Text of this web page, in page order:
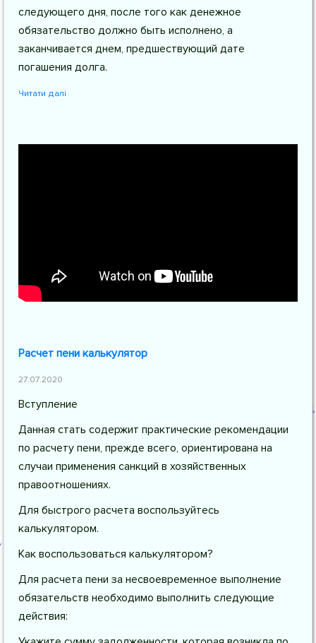
следующего дня, после того как денежное
обязательство должно быть исполнено, а
заканчивается днем, предшествующий дате
погашения долга.
Читати далі
Расчет пени калькулятор
27.07.2020
Вступление
Данная стать содержит практические рекомендации
по расчету пени, прежде всего, ориентирована на
случаи применения санкций в хозяйственных
правоотношениях.
Для быстрого расчета воспользуйтесь
калькулятором.
Как воспользоваться калькулятором?
Для расчета пени за несвоевременное выполнение
обязательств необходимо выполнить следующие
действия: